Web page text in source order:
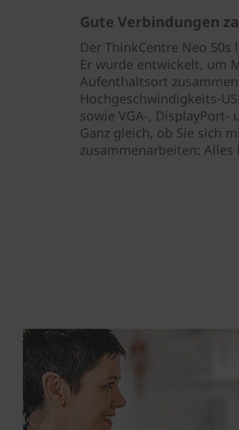
Gute Verbindungen
Der ThinkCentre Neo
Er wurde entwickelt, um
Aufenthaltsort
Hochgeschwindigkeits-
sowie VGA-, DisplayPort-
Ganz gleich, ob Sie sich
zusammenarbeiten: